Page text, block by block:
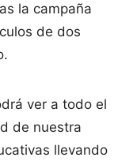
la campaña
de dos
ver a todo el
de nuestra
llevando